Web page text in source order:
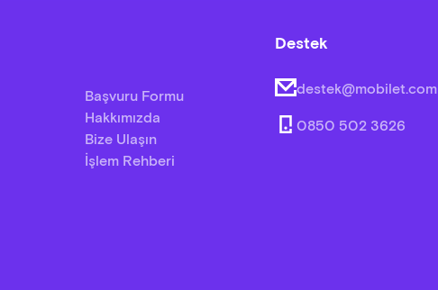
Başvuru Formu
Hakkımızda
Bize Ulaşın
İşlem Rehberi
Destek
destek@mobilet.com
0850 502 3626